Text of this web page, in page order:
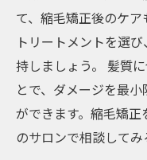
て、縮毛矯正後のケ
トリートメントを選
持しましょう。 髪質
とで、ダメージを最
ができます。縮毛矯
のサロンで相談してみ